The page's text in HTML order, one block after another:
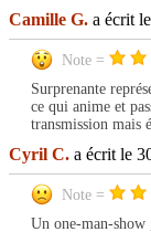
Camille G. a écrit
Note =
Surprenante
ce qui anime et
transmission mais
Cyril C. a écrit le
Note =
Un one-man-show